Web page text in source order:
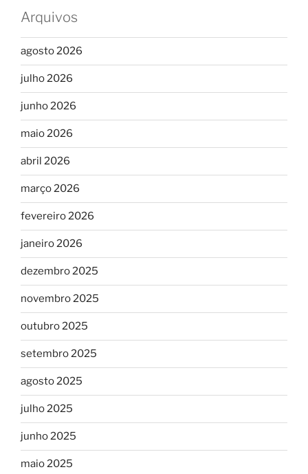
Arquivos
agosto 2026
julho 2026
junho 2026
maio 2026
abril 2026
março 2026
fevereiro 2026
janeiro 2026
dezembro 2025
novembro 2025
outubro 2025
setembro 2025
agosto 2025
julho 2025
junho 2025
maio 2025